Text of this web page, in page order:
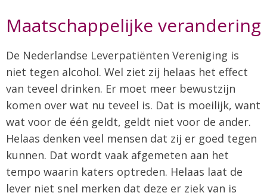
Maatschappelijke verandering
De Nederlandse Leverpatiënten Vereniging is
niet tegen alcohol. Wel ziet zij helaas het effect
van teveel drinken. Er moet meer bewustzijn
komen over wat nu teveel is. Dat is moeilijk, want
wat voor de één geldt, geldt niet voor de ander.
Helaas denken veel mensen dat zij er goed tegen
kunnen. Dat wordt vaak afgemeten aan het
tempo waarin katers optreden. Helaas laat de
lever niet snel merken dat deze er ziek van is